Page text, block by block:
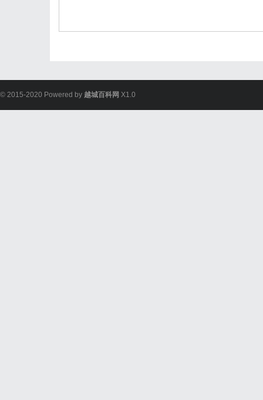
© 2015-2020 Powered by 越城百科网 X1.0